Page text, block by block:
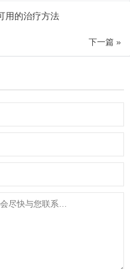
用的治疗方法
下一篇 »